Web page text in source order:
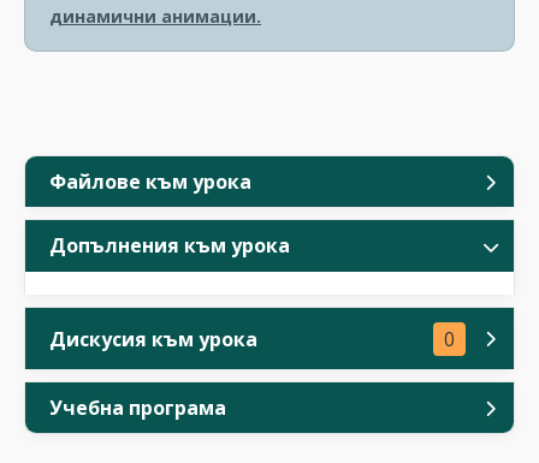
Файлове към урока
Допълнения към урока
Дискусия към урока 0
Учебна програма
динамични анимации.